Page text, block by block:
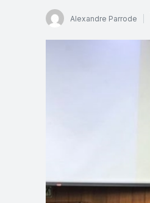
Alexandre Parrode